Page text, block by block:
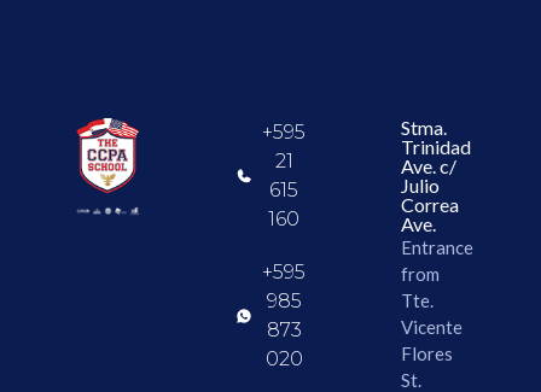
+595
21
615
160
+595
985
873
020
Stma.
Trinidad
Ave. c/
Julio
Correa
Ave.
Entrance
from
Tte.
Vicente
Flores
St.